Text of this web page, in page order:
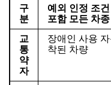
구
분
예외 인정 조
포함 모든 차
교
통
약
자
장애인 사용
착된 차량